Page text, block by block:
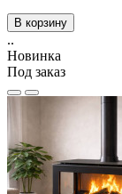
В корзину
..
Новинка
Под заказ